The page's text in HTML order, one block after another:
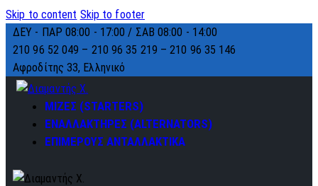
Skip to content Skip to footer
ΔΕΥ - ΠΑΡ 08:00 - 17:00 / ΣΑΒ 08:00 - 14:00
210 96 52 049 – 210 96 35 219 –210 96 35 146
Αφροδίτης 33, Ελληνικό
ΜΙΖΕΣ (STARTERS)
ΕΝΑΛΛΑΚΤΗΡΕΣ (ALTERNATORS)
ΕΠΙΜΕΡΟΥΣ ΑΝΤΑΛΛΑΚΤΙΚΑ